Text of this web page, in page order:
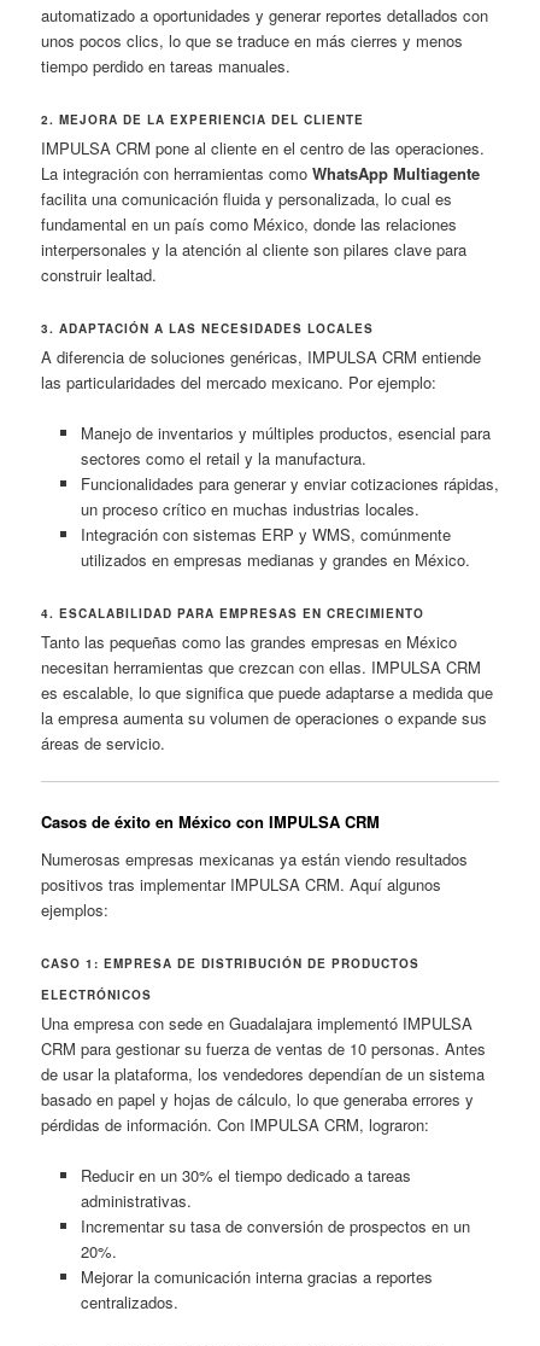
automatizado a oportunidades y generar reportes detallados con
unos pocos clics, lo que se traduce en más cierres y menos
tiempo perdido en tareas manuales.
2. MEJORA DE LA EXPERIENCIA DEL CLIENTE
IMPULSA CRM pone al cliente en el centro de las operaciones.
La integración con herramientas comoWhatsApp Multiagente
facilita una comunicación fluida y personalizada, lo cual es
fundamental en un país como México, donde las relaciones
interpersonales y la atención al cliente son pilares clave para
construir lealtad.
3. ADAPTACIÓN A LAS NECESIDADES LOCALES
A diferencia de soluciones genéricas, IMPULSA CRM entiende
las particularidades del mercado mexicano. Por ejemplo:
Manejo de inventarios y múltiples productos, esencial para
sectores como el retail y la manufactura.
Funcionalidades para generar y enviar cotizaciones rápidas,
un proceso crítico en muchas industrias locales.
Integración con sistemas ERP y WMS, comúnmente
utilizados en empresas medianas y grandes en México.
4. ESCALABILIDAD PARA EMPRESAS EN CRECIMIENTO
Tanto las pequeñas como las grandes empresas en México
necesitan herramientas que crezcan con ellas. IMPULSA CRM
es escalable, lo que significa que puede adaptarse a medida que
la empresa aumenta su volumen de operaciones o expande sus
áreas de servicio.
Casos de éxito en México con IMPULSA CRM
Numerosas empresas mexicanas ya están viendo resultados
positivos tras implementar IMPULSA CRM. Aquí algunos
ejemplos:
CASO 1: EMPRESA DE DISTRIBUCIÓN DE PRODUCTOS
ELECTRÓNICOS
Una empresa con sede en Guadalajara implementó IMPULSA
CRM para gestionar su fuerza de ventas de 10 personas. Antes
de usar la plataforma, los vendedores dependían de un sistema
basado en papel y hojas de cálculo, lo que generaba errores y
pérdidas de información. Con IMPULSA CRM, lograron:
Reducir en un 30% el tiempo dedicado a tareas
administrativas.
Incrementar su tasa de conversión de prospectos en un
20%.
Mejorar la comunicación interna gracias a reportes
centralizados.